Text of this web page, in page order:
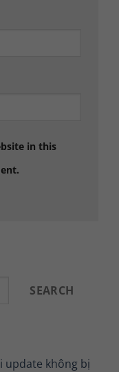
in this
SEARCH
update không bị